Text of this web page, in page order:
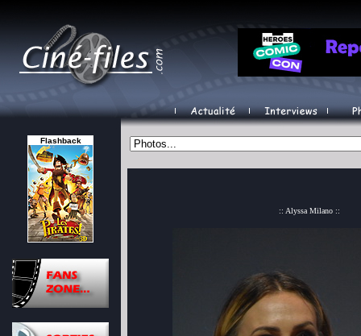
Flashback
:: Alyssa Milano ::